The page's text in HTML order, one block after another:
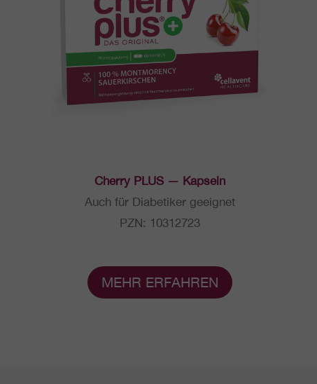
Cherry PLUS — Kapseln
Auch für Dia­be­ti­ker geeig­net
PZN: 10312723
MEHR ERFAH­REN